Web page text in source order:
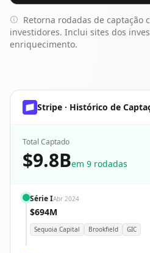
Retorna rodadas de captação
investidores. Inclui sites dos
enriquecimento.
Stripe · Histórico de
Total Captado
$9.8Bem 9 rodadas
Série IAbr 2024
$694M
Sequoia Capital Brookfield GIC